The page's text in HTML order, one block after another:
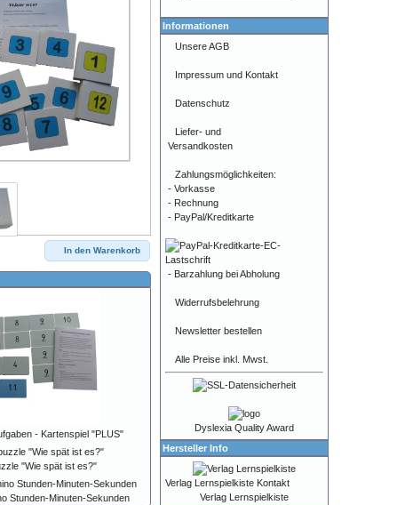
In den Warenkorb
- Kartenspiel "PLUS"
"Wie spät ist es?"
Stunden-Minuten-Sekunden
Informationen
Unsere AGB
Impressum und Kontakt
Datenschutz
Liefer- und
Versandkosten
Zahlungsmöglichkeiten:
- Vorkasse
- Rechnung
- PayPal/Kreditkarte
- Barzahlung bei Abholung
Widerrufsbelehrung
Newsletter bestellen
Alle Preise inkl. Mwst.
Dyslexia Quality Award
Hersteller Info
Verlag Lernspielkiste Kontakt
Verlag Lernspielkiste